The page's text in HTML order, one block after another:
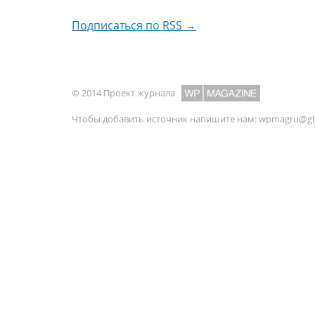
Подписаться по RSS →
© 2014 Проект журнала
Чтобы добавить источник напишите нам: